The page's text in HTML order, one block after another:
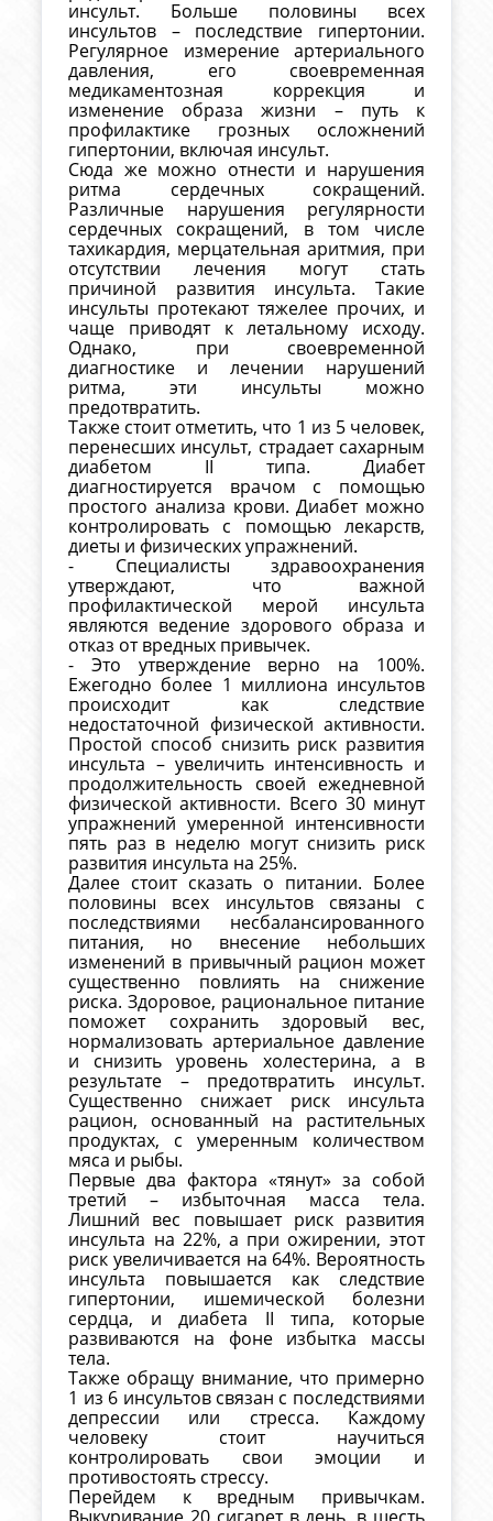
инсульт. Больше половины всех
инсультов – последствие гипертонии.
Регулярное измерение артериального
давления, его своевременная
медикаментозная коррекция и
изменение образа жизни – путь к
профилактике грозных осложнений
гипертонии, включая инсульт.
Сюда же можно отнести и нарушения
ритма сердечных сокращений.
Различные нарушения регулярности
сердечных сокращений, в том числе
тахикардия, мерцательная аритмия, при
отсутствии лечения могут стать
причиной развития инсульта. Такие
инсульты протекают тяжелее прочих, и
чаще приводят к летальному исходу.
Однако, при своевременной
диагностике и лечении нарушений
ритма, эти инсульты можно
предотвратить.
Также стоит отметить, что 1 из 5 человек,
перенесших инсульт, страдает сахарным
диабетом II типа. Диабет
диагностируется врачом с помощью
простого анализа крови. Диабет можно
контролировать с помощью лекарств,
диеты и физических упражнений.
- Специалисты здравоохранения
утверждают, что важной
профилактической мерой инсульта
являются ведение здорового образа и
отказ от вредных привычек.
- Это утверждение верно на 100%.
Ежегодно более 1 миллиона инсультов
происходит как следствие
недостаточной физической активности.
Простой способ снизить риск развития
инсульта – увеличить интенсивность и
продолжительность своей ежедневной
физической активности. Всего 30 минут
упражнений умеренной интенсивности
пять раз в неделю могут снизить риск
развития инсульта на 25%.
Далее стоит сказать о питании. Более
половины всех инсультов связаны с
последствиями несбалансированного
питания, но внесение небольших
изменений в привычный рацион может
существенно повлиять на снижение
риска. Здоровое, рациональное питание
поможет сохранить здоровый вес,
нормализовать артериальное давление
и снизить уровень холестерина, а в
результате – предотвратить инсульт.
Существенно снижает риск инсульта
рацион, основанный на растительных
продуктах, с умеренным количеством
мяса и рыбы.
Первые два фактора «тянут» за собой
третий – избыточная масса тела.
Лишний вес повышает риск развития
инсульта на 22%, а при ожирении, этот
риск увеличивается на 64%. Вероятность
инсульта повышается как следствие
гипертонии, ишемической болезни
сердца, и диабета II типа, которые
развиваются на фоне избытка массы
тела.
Также обращу внимание, что примерно
1 из 6 инсультов связан с последствиями
депрессии или стресса. Каждому
человеку стоит научиться
контролировать свои эмоции и
противостоять стрессу.
Перейдем к вредным привычкам.